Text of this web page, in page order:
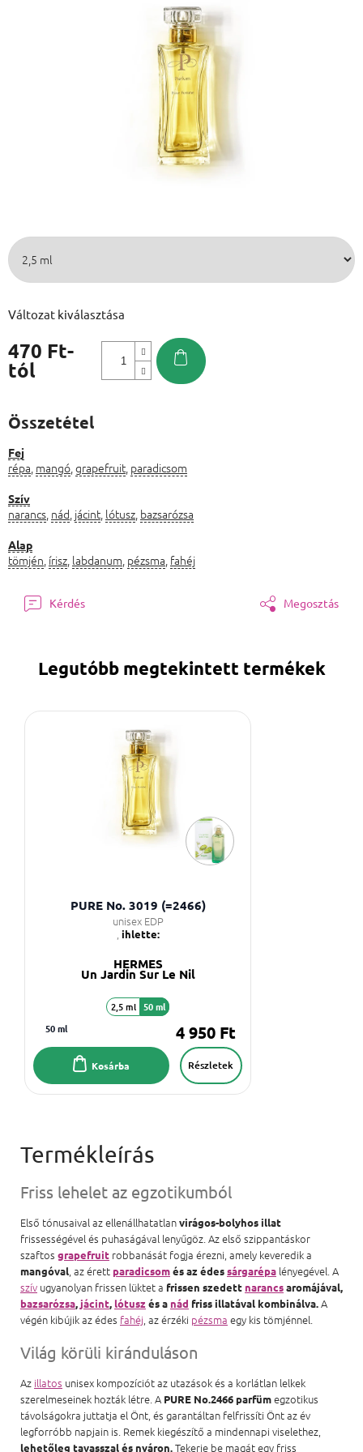
470 Ft-
tól
Változat kiválasztása
Összetétel
Fej
répa mangó grapefruit paradicsom
Szív
narancs nád jácint lótusz bazsarózsa
Alap
tömjén írisz labdanum pézsma fahéj
Kérdés Megosztás
Legutóbb megtekintett termékek
PURE No. 3019 (=2466)
unisex EDP
, ihlette:
HERMES
Un Jardin Sur Le Nil
2,5 ml
50 ml
50 ml
4 950 Ft
Részletek
Kosárba
Friss lehelet az egzotikumból
Első tónusaival az ellenállhatatlanvirágos-bolyhos illat
frissességével és puhaságával lenyűgöz. Az első szippantáskor
szaftos grapefruit robbanását fogja érezni, amely keveredik a
mangóval, az érett paradicsomés az édessárgarépa lényegével. A
szív ugyanolyan frissen lüktet a frissen szedett narancsaromájával,
bazsarózsa,jácint, lótusz és a nád friss illatával kombinálva.A
végén kibújik az édes fahéj, az érzéki pézsma egy kis tömjénnel.
Világ körüli kiránduláson
Az illatos unisex kompozíciót az utazások és a korlátlan lelkek
szerelmeseinek hozták létre. A PURE No.2466 parfümegzotikus
távolságokra juttatja el Önt, és garantáltan felfrissíti Önt az év
legforróbb napjain is. Remek kiegészítő a mindennapi viselethez,
lehetőleg tavasszal és nyáron.Tekerje be magát egy friss